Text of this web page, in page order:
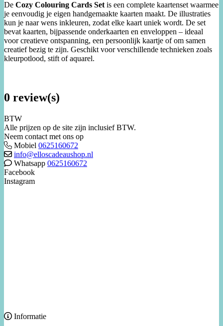
De Cozy Colouring Cards Set is een complete kaartenset waarmee
je eenvoudig je eigen handgemaakte kaarten maakt. De illustraties
kun je naar wens inkleuren, zodat elke kaart uniek wordt. De set
bevat kaarten, bijpassende onderkaarten en enveloppen – ideaal
voor creatieve ontspanning, een persoonlijk kaartje of om samen
creatief bezig te zijn. Geschikt voor verschillende technieken zoals
kleurpotlood, stift of aquarel.
0 review(s)
BTW
Alle prijzen op de site zijn inclusief BTW.
Neem contact met ons op
Mobiel 0625160672
info@elloscadeaushop.nl
Whatsapp 0625160672
Facebook
Instagram
Informatie